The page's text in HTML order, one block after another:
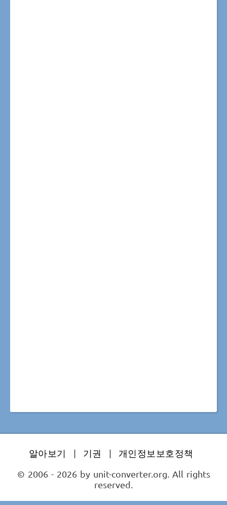
알아보기 | 기권 |
개인정보보호정책
© 2006 - 2026 by unit-converter.org. All rights
reserved.